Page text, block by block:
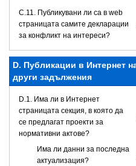
C.11. Публикувани ли са в web
страницата самите декларации
за конфликт на интереси?
D. Публикации в Интернет
други задължения
D.1. Има ли в Интернет
страницата секция, в която да
се предлагат проекти за
нормативни актове?
Има ли данни за последна
актуализация?